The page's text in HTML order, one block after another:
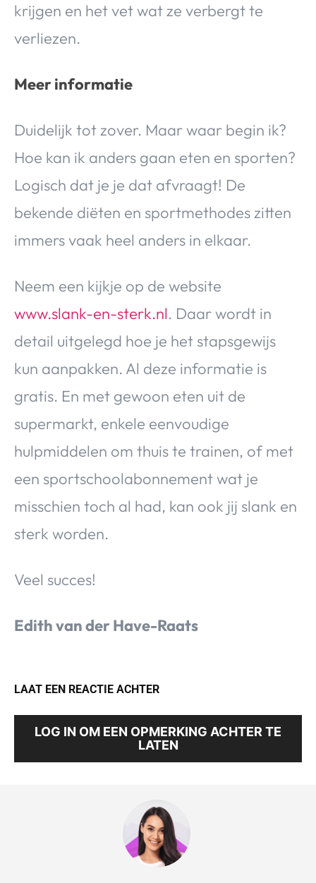
krijgen en het vet wat ze verbergt te
verliezen.
Meer informatie
Duidelijk tot zover. Maar waar begin ik?
Hoe kan ik anders gaan eten en sporten?
Logisch dat je je dat afvraagt! De
bekende diëten en sportmethodes zitten
immers vaak heel anders in elkaar.
Neem een kijkje op de website
www.slank-en-sterk.nl. Daar wordt in
detail uitgelegd hoe je het stapsgewijs
kun aanpakken. Al deze informatie is
gratis. En met gewoon eten uit de
supermarkt, enkele eenvoudige
hulpmiddelen om thuis te trainen, of met
een sportschoolabonnement wat je
misschien toch al had, kan ook jij slank en
sterk worden.
Veel succes!
Edith van der Have-Raats
LAAT EEN REACTIE ACHTER
LOG IN OM EEN OPMERKING ACHTER TE
LATEN